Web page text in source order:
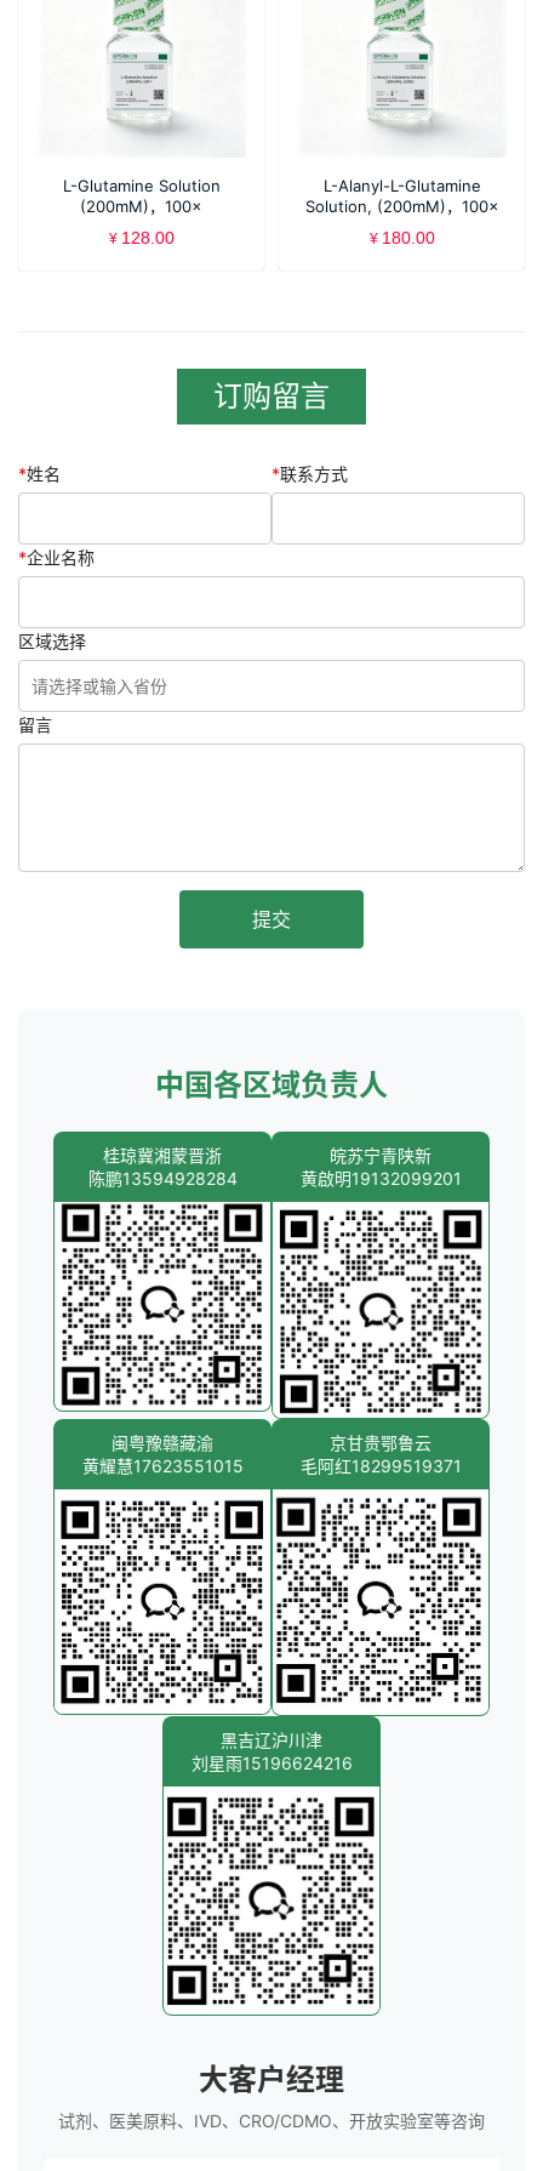
L-Glutamine Solution
(200mM)，100×
¥ 128.00
L-Alanyl-L-Glutamine
Solution, (200mM)，100×
¥ 180.00
订购留言
*姓名 *联系方式
*企业名称
区域选择
留言
提交
中国各区域负责人
桂琼冀湘蒙晋浙
陈鹏13594928284
皖苏宁青陕新
黄啟明19132099201
闽粤豫赣藏渝
黄耀慧17623551015
京甘贵鄂鲁云
毛阿红18299519371
黑吉辽沪川津
刘星雨15196624216
大客户经理
试剂、医美原料、IVD、CRO/CDMO、开放实验室等咨询